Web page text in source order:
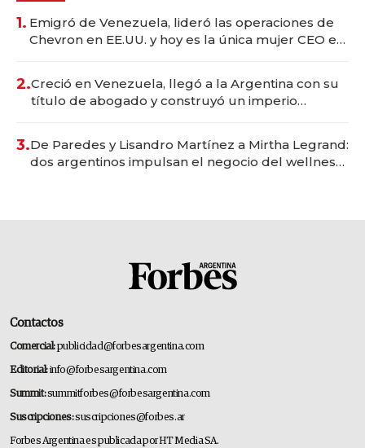
1. Emigró de Venezuela, lideró las operaciones de
Chevron en EE.UU. y hoy es la única mujer CEO en
2.Creció en Venezuela, llegó a la Argentina con su
título de abogado y construyó un imperio
3.De Paredes y Lisandro Martínez a Mirtha Legrand:
dos argentinos impulsan el negocio del wellness
Contactos
Comercial:publicidad@forbesargentina.com
Editorial:info@forbesargentina.com
Summit:summitforbes@forbesargentina.com
Suscripciones:suscripciones@forbes.ar
Forbes Argentina es publicada por HT Media SA.